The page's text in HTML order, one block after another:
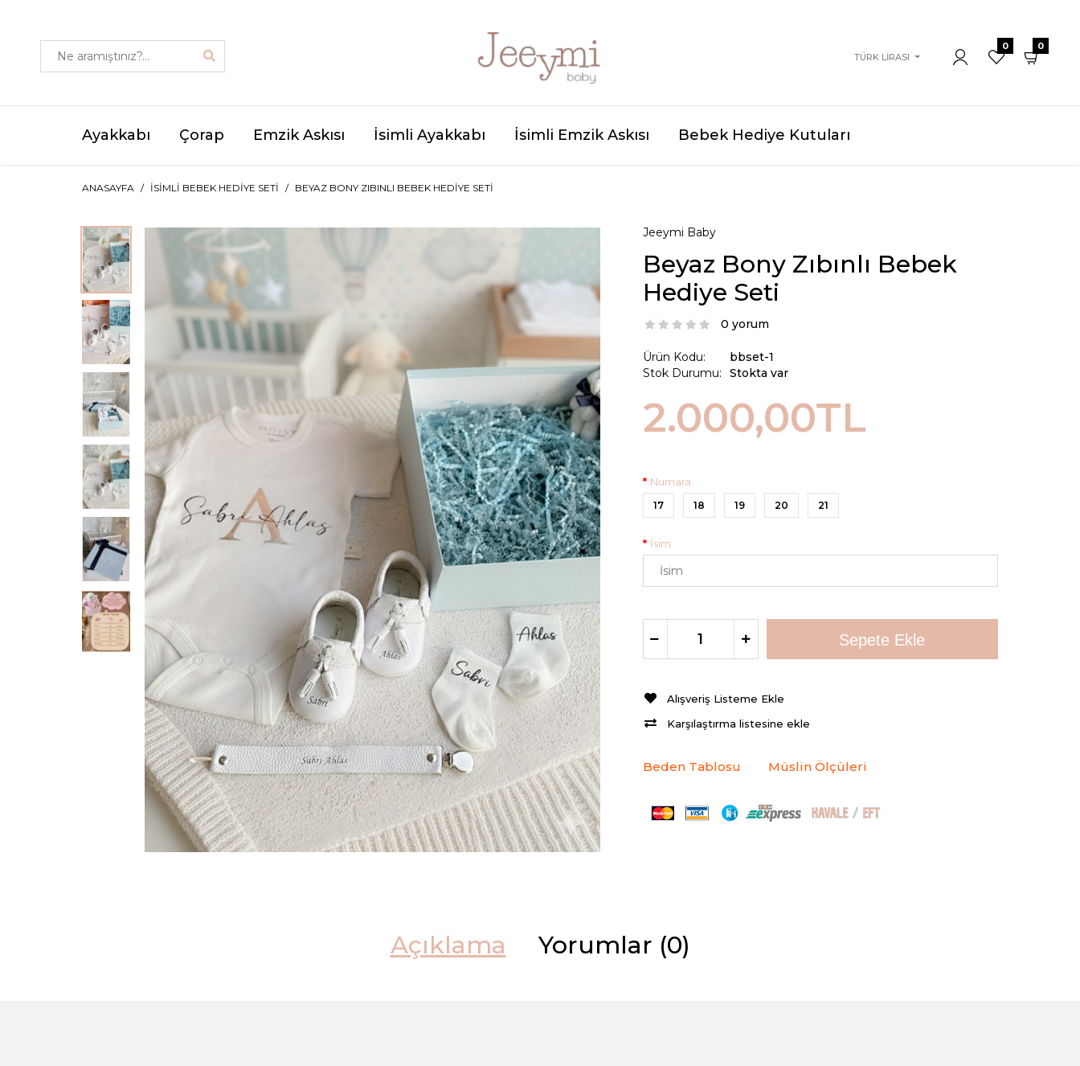
TÜRK LIRASI
0 0
Ayakkabı Çorap Emzik Askısı İsimli Ayakkabı İsimli Emzik Askısı Bebek Hediye Kutuları
ANASAYFA İSIMLI BEBEK HEDIYE SETI BEYAZ BONY ZIBINLI BEBEK HEDIYE SETI
Jeeymi Baby
Beyaz Bony Zıbınlı Bebek
Hediye Seti
0 yorum
Ürün Kodu:
Stok Durumu:
bbset-1
Stokta var
2.000,00TL
Numara
17 18 19 20 21
İsim
Alışveriş Listeme Ekle
Karşılaştırma listesine ekle
Beden Tablosu Müslin Ölçüleri
Açıklama Yorumlar (0)